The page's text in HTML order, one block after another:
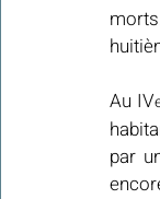
Au IV
par